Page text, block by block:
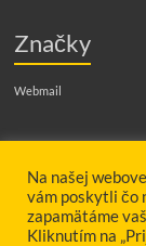
Značky
Webmail
Hľadať
Na našej
vám poskytli čo
zapamätáme
Kliknutím na